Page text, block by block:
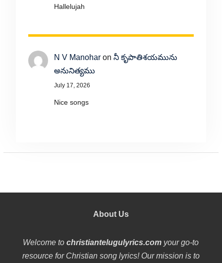
Hallelujah
N V Manoharon నీ కృపాతిశయమును
అనునిత్యము
July 17, 2026
Nice songs
About Us
Welcome tochristiantelugulyrics.com your go-to
resource for Christian song lyrics! Our mission is to